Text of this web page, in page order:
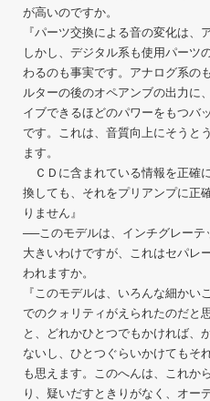
が高いのですか。
『パーツ交換による音の変化は、
しかし、デジタル系も使用パーツ
わるのも事実です。アナログ系の
ルターの後のオペアンブの出力に
イブできるほどのパワーをもつバ
です。これは、音質向上にそうと
ます。
ＣＤに含まれている情報を正確
換しても、それをプリアンプに正
りません』
──このモデルは、インチグレーテ
大きいわけですが、これはセパレ
われますか。
『このモデルは、いろんな細かい
でのクォリティがえられたのだと
と、どれかひとつでもかければ、
ないし、ひとつぐらいかけてもそ
も思えます。このへんは、これか
り、疑いだすときりがなく、オー